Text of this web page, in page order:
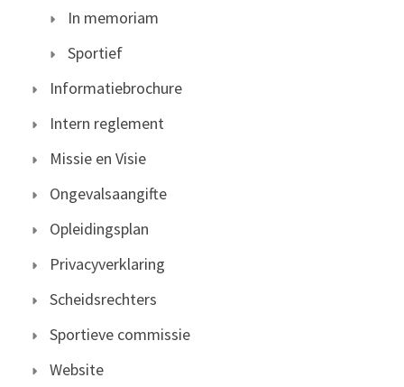
In memoriam
Sportief
Informatiebrochure
Intern reglement
Missie en Visie
Ongevalsaangifte
Opleidingsplan
Privacyverklaring
Scheidsrechters
Sportieve commissie
Website